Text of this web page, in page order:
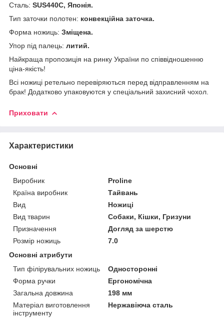
Сталь: SUS440С, Японія.
Тип заточки полотен: конвекційна заточка.
Форма ножиць: Зміщена.
Упор під палець: литий.
Найкраща пропозиція на ринку України по співвідношенню
ціна-якість!
Всі ножиці ретельно перевіряються перед відправленням на
брак! Додатково упаковуются у спеціальний захисний чохол.
Приховати
Характеристики
Основні
Виробник
Proline
Країна виробник
Тайвань
Вид
Ножиці
Вид тварин
Собаки, Кішки, Гризуни
Призначення
Догляд за шерстю
Розмір ножиць
7.0
Основні атрибути
Тип філірувальних ножиць
Односторонні
Форма ручки
Ергономічна
Загальна довжина
198 мм
Матеріал виготовлення
інструменту
Нержавіюча сталь